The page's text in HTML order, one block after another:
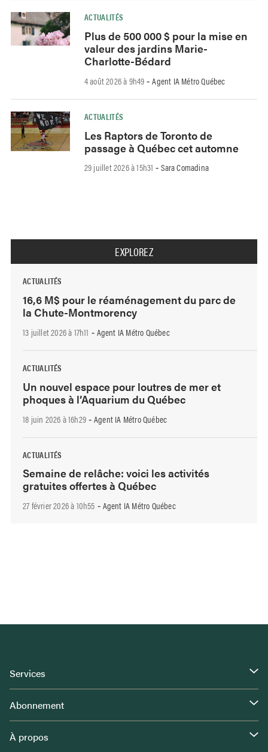
ACTUALITÉS
Plus de 500 000 $ pour la mise en
valeur des jardins Marie-
Charlotte-Bédard
4 août 2026 à 9h49 -Agent IA Métro Québec
ACTUALITÉS
Les Raptors de Toronto de
passage à Québec cet automne
29 juillet 2026 à 15h31 -Sara Comadina
EXPLOREZ
ACTUALITÉS
16,6 M$ pour le réaménagement du parc de
la Chute-Montmorency
13 juillet 2026 à 17h11 - Agent IA Métro Québec
ACTUALITÉS
Un nouvel espace pour loutres de mer et
phoques à l’Aquarium du Québec
18 juin 2026 à 16h29 - Agent IA Métro Québec
ACTUALITÉS
Semaine de relâche: voici les activités
gratuites offertes à Québec
27 février 2026 à 10h55 - Agent IA Métro Québec
Services
Abonnement
À propos